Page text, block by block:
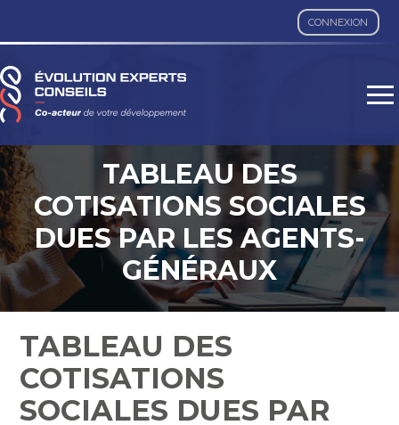
CONNEXION
Aller
au
TABLEAU DES
COTISATIONS SOCIALES
DUES PAR LES AGENTS-
GÉNÉRAUX
D'ASSURANCE – ANNÉE
2023
TABLEAU DES
COTISATIONS
SOCIALES DUES PAR